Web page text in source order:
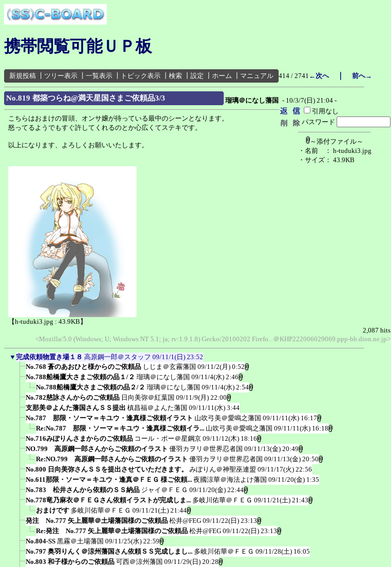
携帯閲覧可能ＵＰ板
新規投稿 ツリー表示 一覧表示 トピック表示 検索 設定 ホーム マニュアル 414 / 2741 ←次へ｜ 前へ→
No.819 都築つらね@満天星国さまご依頼品3/3 瑠璃＠になし藩国 - 10/3/7(日) 21:04 -
引用なし
パスワード
～添付ファイル～
・名前
： h-tuduki3.jpg
・サイズ： 43.9KB
こちらはおまけの冒頭、オンサ嬢が待っている最中のシーンとなります。
怒ってるようでもすぐ許してくれるのとか心広くてステキです。
以上になります、よろしくお願いいたします。
【h-tuduki3.jpg : 43.9KB】
2,087 hits
<Mozilla/5.0 (Windows; U; Windows NT 5.1; ja; rv:1.9.1.8) Gecko/20100202 Firefo...＠KHP222006029069.ppp-bb.dion.ne.jp>
▼ 完成依頼物置き場１８ 高原鋼一郎＠スタッフ 09/11/1(日) 23:52
No.768 蒼のあおひと様からのご依頼品 しじま＠玄霧藩国 09/11/2(月) 0:52
No.788船橋鷹大さまご依頼の品１/２ 瑠璃＠になし藩国 09/11/4(水) 2:46
No.788船橋鷹大さまご依頼の品２/２ 瑠璃＠になし藩国 09/11/4(水) 2:54
No.782慈詠さんからのご依頼品 日向美弥＠紅葉国 09/11/9(月) 22:00
支那美＠よんた藩国さんＳＳ提出 槙昌福＠よんた藩国 09/11/11(水) 3:44
No.787 那限・ソーマ＝キユウ・逢真様ご依頼イラスト 山吹弓美＠愛鳴之藩国 09/11/11(水) 16:17
Re:No.787 那限・ソーマ＝キユウ・逢真様ご依頼イラ... 山吹弓美＠愛鳴之藩国 09/11/11(水) 16:18
No.716みぽりんさまからのご依頼品 コール・ポー＠星鋼京 09/11/12(木) 18:16
NO.799 高原鋼一郎さんからご依頼のイラスト 優羽カヲリ＠世界忍者国 09/11/13(金) 20:49
Re:NO.799 高原鋼一郎さんからご依頼のイラスト 優羽カヲリ＠世界忍者国 09/11/13(金) 20:50
No.800 日向美弥さんＳＳを提出させていただきます。
みぽりん＠神聖巫連盟 09/11/17(火) 22:56
No.611那限・ソーマ＝キユウ・逢真＠ＦＥＧ 様ご依頼... 夜國涼華＠海法よけ藩国 09/11/20(金) 1:35
No.783 松井さんから依頼のＳＳ納品 ジャイ＠ＦＥＧ 09/11/20(金) 22:44
No.778竜乃麻衣＠ＦＥＧさん依頼イラストが完成しま... 多岐川佑華＠ＦＥＧ 09/11/21(土) 21:43
おまけです 多岐川佑華＠ＦＥＧ 09/11/21(土) 21:44
発注 No.777 矢上麗華＠土場藩国様のご依頼品 松井@FEG 09/11/22(日) 23:13
Re:発注 No.777 矢上麗華＠土場藩国様のご依頼品 松井@FEG 09/11/22(日) 23:13
No.804-SS 黒霧＠土場藩国 09/11/25(水) 22:59
No.797 奥羽りんく＠涼州藩国さん依頼ＳＳ完成しまし... 多岐川佑華＠ＦＥＧ 09/11/28(土) 16:05
No.803 和子様からのご依頼品 可西＠涼州藩国 09/11/29(日) 20:28